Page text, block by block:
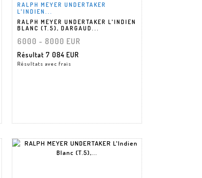
RALPH MEYER UNDERTAKER
L'INDIEN...
RALPH MEYER UNDERTAKER L'INDIEN
BLANC (T.5), DARGAUD...
6000 - 8000 EUR
Résultat 7 084 EUR
Résultats avec frais